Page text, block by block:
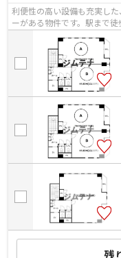
利便性の高い設備も充実し
ーがある物件です。駅まで
す。周辺に駅が2つあるので
残